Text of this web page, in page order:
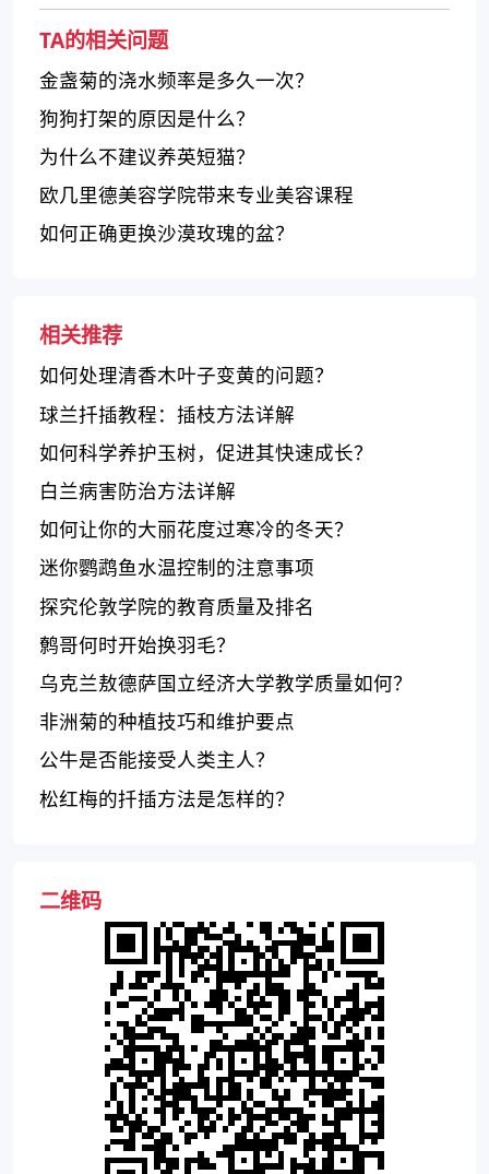
TA的相关问题
金盏菊的浇水频率是多久一次？
狗狗打架的原因是什么？
为什么不建议养英短猫？
欧几里德美容学院带来专业美容课程
如何正确更换沙漠玫瑰的盆？
相关推荐
如何处理清香木叶子变黄的问题？
球兰扦插教程：插枝方法详解
如何科学养护玉树，促进其快速成长？
白兰病害防治方法详解
如何让你的大丽花度过寒冷的冬天？
迷你鹦鹉鱼水温控制的注意事项
探究伦敦学院的教育质量及排名
鹩哥何时开始换羽毛？
乌克兰敖德萨国立经济大学教学质量如何？
非洲菊的种植技巧和维护要点
公牛是否能接受人类主人？
松红梅的扦插方法是怎样的？
二维码